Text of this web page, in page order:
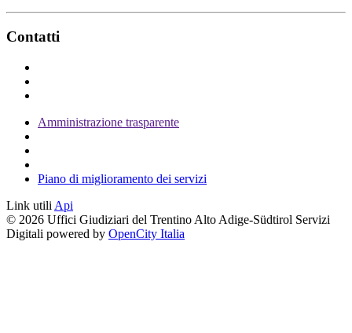
Contatti
Amministrazione trasparente
Piano di miglioramento dei servizi
Link utili Api
© 2026 Uffici Giudiziari del Trentino Alto Adige-Südtirol Servizi
Digitali powered by OpenCity Italia